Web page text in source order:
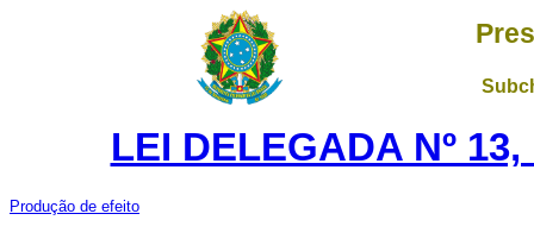
LEI DELEGADA Nº
Produção de efeito